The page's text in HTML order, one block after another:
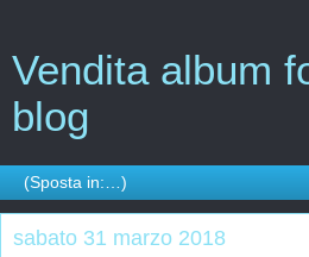
Vendita album
blog
sabato 31 marzo 2018